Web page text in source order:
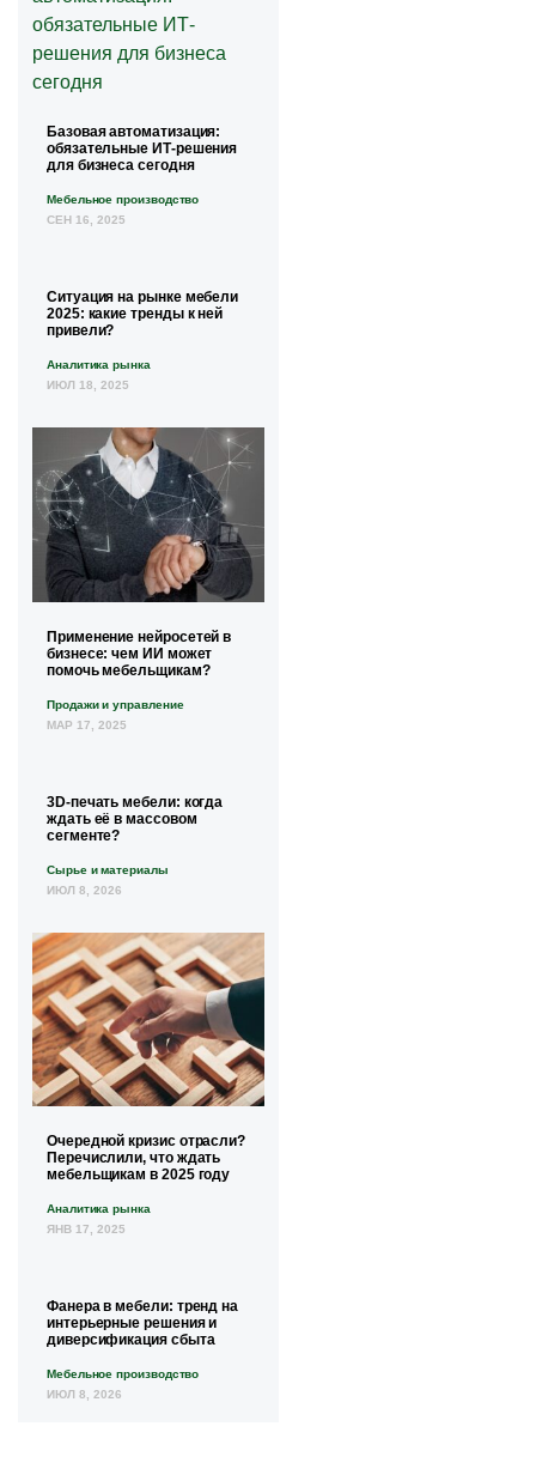
Базовая автоматизация:
обязательные ИТ-решения
для бизнеса сегодня
Мебельное производство
СЕН 16, 2025
Ситуация на рынке мебели
2025: какие тренды к ней
привели?
Аналитика рынка
ИЮЛ 18, 2025
Применение нейросетей в
бизнесе: чем ИИ может
помочь мебельщикам?
Продажи и управление
МАР 17, 2025
3D-печать мебели: когда
ждать её в массовом
сегменте?
Сырье и материалы
ИЮЛ 8, 2026
Очередной кризис отрасли?
Перечислили, что ждать
мебельщикам в 2025 году
Аналитика рынка
ЯНВ 17, 2025
Фанера в мебели: тренд на
интерьерные решения и
диверсификация сбыта
Мебельное производство
ИЮЛ 8, 2026